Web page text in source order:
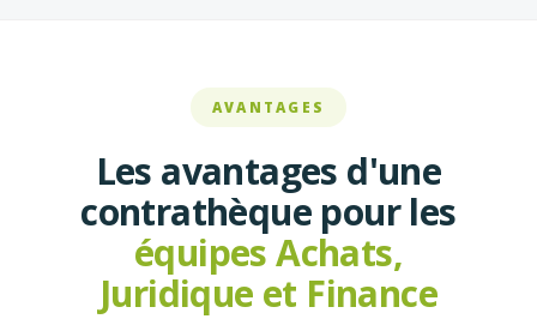
AVANTAGES
Les avantages d'une
contrathèque pour les
équipes Achats,
Juridique et Finance